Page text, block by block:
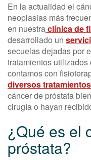
En la actualidad el
neoplasias más
en nuestraclínica de
desarrollado un
secuelas dejadas por
tratamientos
contamos con
diversos
cáncer de próstata
cirugía o hayan
¿Qué es el
próstata?